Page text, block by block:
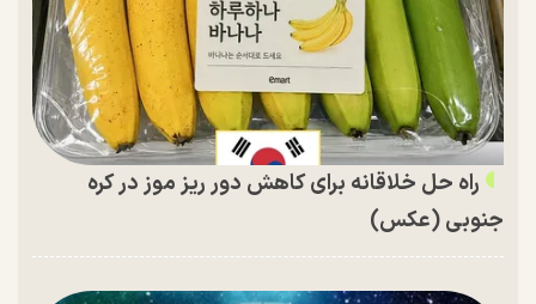
راه حل خلاقانه برای کاهش دور ریز موز در کره
جنوبی (عکس)